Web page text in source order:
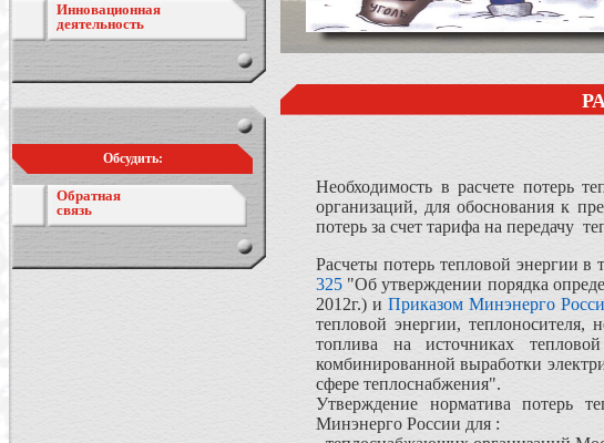
Инновационная
деятельность
Обсудить:
Обратная
связь
Необходимость в расчете потерь
организаций, для обоснования к
потерь за счет тарифа на передачу
Расчеты потерь тепловой энергии в
325 "Об утверждении порядка
2012г.) иПриказом Минэнерго
тепловой энергии, теплоносителя,
топлива на источниках
комбинированной выработки
сфере теплоснабжения".
Утверждение норматива потерь
Минэнерго России для :